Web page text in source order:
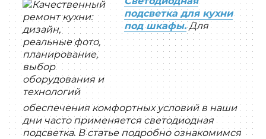
подсветка для кухни
под шкафы.Для
обеспечения комфортных условий в наши
дни часто применяется светодиодная
подсветка. В статье подробно ознакомимся